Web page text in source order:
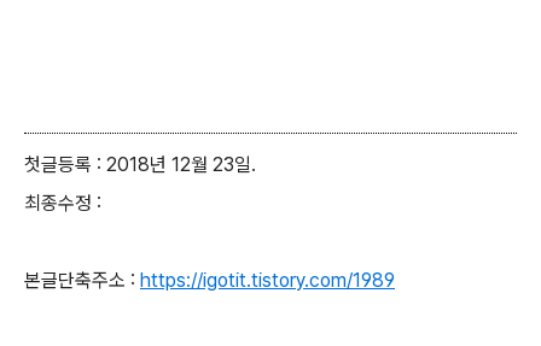
첫글등록 : 2018년 12월 23일.
최종수정 :
본글단축주소 : https://igotit.tistory.com/1989